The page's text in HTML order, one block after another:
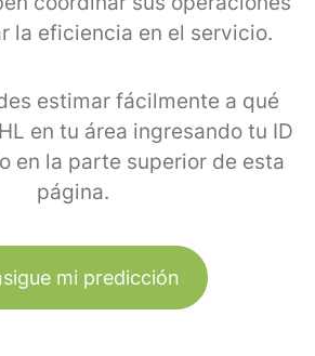
la eficiencia en el servicio.
estimar fácilmente a qué
en tu área ingresando tu ID
en la parte superior de esta
página.
mi predicción